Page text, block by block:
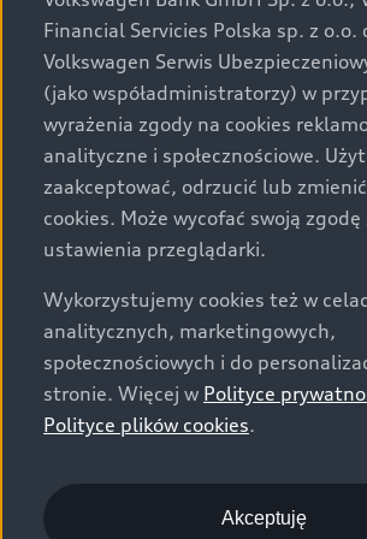
za dopłatą. Wiążące ustalenie ceny,
specyfikacji pojazdu następują w
określenie parametrów technicznych
świadectwo homologacji typu pojazdu.
sobie prawo do zmian i pomyłek.
prezentowane na stronie są aktualne
zamieszczania. W celu uzyskania
informacji prosimy kontaktować się z
Audi.
Wszystkie produkowane obecnie
są wykonywane z materiałów
względem możliwości odzysku i
określone w normie ISO 22628 i są
europejskimi świadectwami
o.o. podlega obowiązkowi
użytkownikom samochodów marki
Financial Servicies Polska sp. z o.o.
Volkswagen Serwis
(jako współadministratorzy) w
wyrażenia zgody na cookies
analityczne i społecznościowe.
zaakceptować, odrzucić lub
cookies. Może wycofać swoją
ustawienia przeglądarki.
Wykorzystujemy cookies też w
analitycznych, marketingowych,
społecznościowych i do
stronie. Więcej w Polityce
Polityce plików cookies.
Akceptuję